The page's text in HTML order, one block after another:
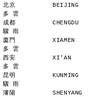
北京          BEIJING
多 雲
成都          CHENGDU
驟 雨
廈門          XIAMEN
多 雲
西安          XI'AN
多 雲
昆明          KUNMING
驟 雨
瀋陽